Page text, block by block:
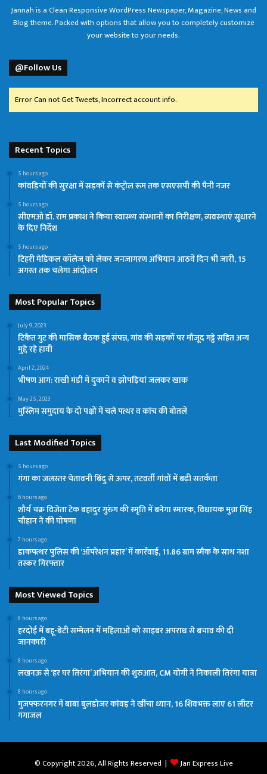
Jannah is a Clean Responsive WordPress Newspaper, Magazine, News and
Blog theme. Packed with options that allow you to completely customize
your website to your needs.
@Follow Us
Error Can not Get Tweets, Incorrect account info.
Recent Topics
5 hours ago
कांवड़ियों की सुरक्षा में सड़कों से कंट्रोल रूम तक एसएसपी की पैनी नजर
5 hours ago
सीएमओ डॉ. राम प्रकाश ने किया स्वास्थ्य संस्थानों का निरीक्षण, व्यवस्थाएं सुधारने
के दिए निर्देश
5 hours ago
टिहरी मेडिकल कॉलेज को लेकर जनजागरण अभियान आठवें दिन भी जारी, 15
अगस्त तक चलेगा आंदोलन
Most Popular Topics
July 9, 2023
टिकैत गुट की मासिक बैठक हुई संपन्न, गांव की सड़कों पर मौजूद गड्ढे सहित अन्य
मुद्दे रहे हावी
April 2, 2024
भीषण आग: राखी मंडी में दुकानें व झोपड़ियां जलकर खाक
May 25, 2023
मुस्लिम समुदाय के दो पक्षों में चले पत्थर व कांच की बोतलें
Last Modified Topics
5 hours ago
गंगा का जलस्तर चेतावनी बिंदु से ऊपर, तटवर्ती गांवों में बढ़ी सतर्कता
6 hours ago
शौर्य चक्र विजेता टेक बहादुर गुरुंग की स्मृति में बनेगा स्मारक, विधायक मुन्ना सिंह
चौहान ने की घोषणा
7 hours ago
डाकपत्थर पुलिस की ‘ऑपरेशन प्रहार’ में कार्रवाई, 11.86 ग्राम स्मैक के साथ नशा
तस्कर गिरफ्तार
Most Viewed Topics
8 hours ago
हरदोई में बहू-बेटी सम्मेलन में महिलाओं को साइबर अपराध से बचाव की दी
जानकारी
8 hours ago
लखनऊ से ‘हर घर तिरंगा’ अभियान की शुरुआत, CM योगी ने निकाली तिरंगा यात्रा
8 hours ago
मुजफ्फरनगर में बाबा बुलडोजर कांवड़ ने खींचा ध्यान, 16 शिवभक्त लाए 61 लीटर
गंगाजल
© Copyright 2026, All Rights Reserved | Jan Express Live